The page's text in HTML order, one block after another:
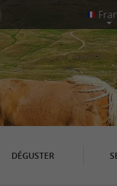
DÉGUSTER